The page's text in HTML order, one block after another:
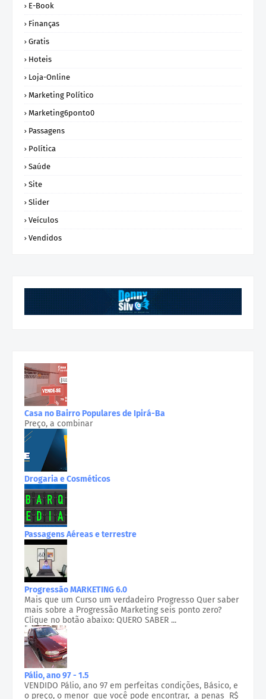
E-Book
Finanças
Gratis
Hoteis
Loja-Online
Marketing Político
Marketing6ponto0
Passagens
Política
Saúde
Site
Slider
Veículos
Vendidos
Casa no Bairro Populares de Ipirá-Ba
Preço, a combinar
Drogaria e Cosméticos
Passagens Aéreas e terrestre
Progressão MARKETING 6.0
Mais que um Curso um verdadeiro Progresso Quer saber
mais sobre a Progressão Marketing seis ponto zero?
Clique no botão abaixo: QUERO SABER ...
Pálio, ano 97 - 1.5
VENDIDO Pálio, ano 97 em perfeitas condições, Básico, e
o preço, o menor que você pode encontrar, a penas R$